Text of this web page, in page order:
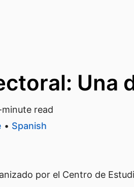
Una
read
• Spanish
por el Centro de